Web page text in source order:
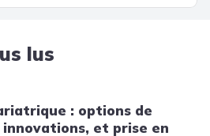
lus
: options de
et prise en